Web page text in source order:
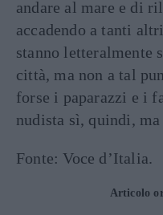
andare al mare e di
accadendo a tanti
stanno letteralmente
città, ma non a tal
forse i paparazzi e i
nudista sì, quindi, ma
Fonte: Voce d’Italia.
Articolo